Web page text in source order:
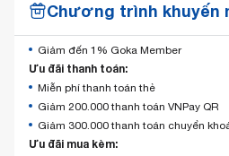
Chương trình khuyến
Giảm đến 1% Goka Member
Ưu đãi thanh toán:
Miễn phí thanh toán thẻ
Giảm 200.000 thanh toán VNPay QR
Giảm 300.000 thanh toán chuyển
Ưu đãi mua kèm: